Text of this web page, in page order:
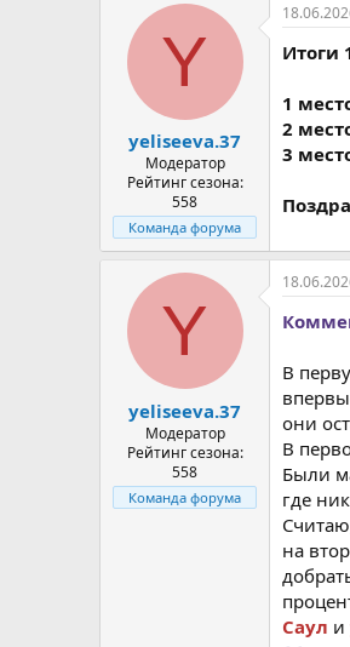
Y
yeliseeva.37
Модератор
Рейтинг сезона:
558
Команда форума
Итоги
1
2
3
Y
yeliseeva.37
Модератор
Рейтинг сезона:
558
Команда форума
В
они
В
Были
где
на
Саул и